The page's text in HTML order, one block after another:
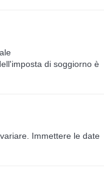
di soggiorno è
Immettere le date